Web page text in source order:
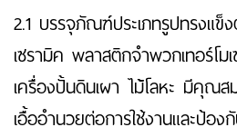
2.1 บรรจุภัณฑ์ประเภทรูปทรงแข็
เซรามิค พลาสติกจำพวกเทอร์โ
เครื่องปั้นดินเผา ไม้โลหะ มีคุณ
เอื้ออำนวยต่อการใช้งานและป้